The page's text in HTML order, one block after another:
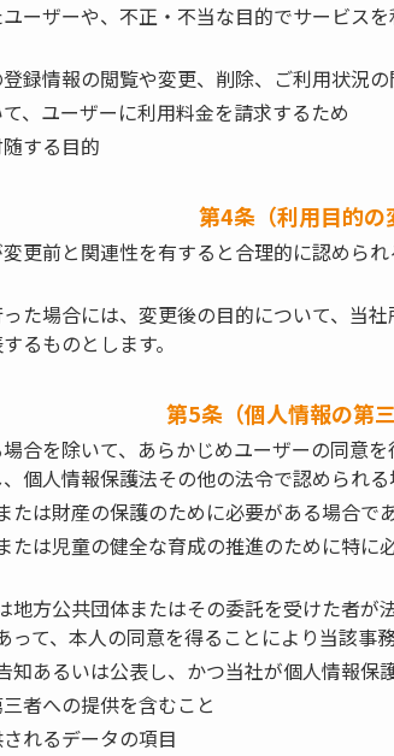
ーザーや、不正・不当な目的でサービス
録情報の閲覧や変更、削除、ご利用状況
、ユーザーに利用料金を請求するため
する目的
第4条（利用目的の
更前と関連性を有すると合理的に認めら
た場合には、変更後の目的について、当
るものとします。
第5条（個人情報の第三
合を除いて、あらかじめユーザーの同意
個人情報保護法その他の法令で認められる
たは財産の保護のために必要がある場合で
たは児童の健全な育成の推進のために特
地方公共団体またはその委託を受けた者
って、本人の同意を得ることにより当該事
知あるいは公表し、かつ当社が個人情報保
者への提供を含むこと
れるデータの項目